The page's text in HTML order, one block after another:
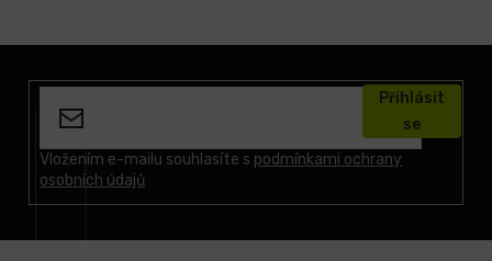
Vložením e-mailu souhlasíte s podmínkami ochrany
osobních údajů
Přihlásit
se